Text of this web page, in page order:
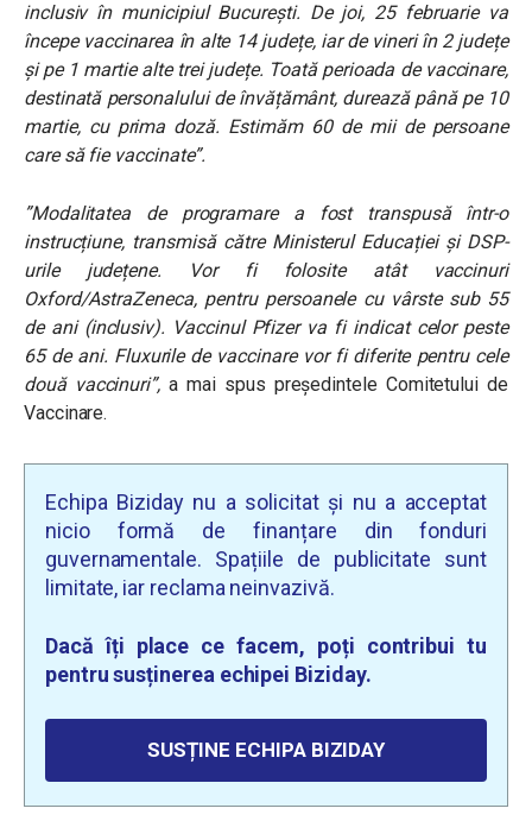
inclusiv în municipiul București. De joi, 25 februarie va
începe vaccinarea în alte 14 județe, iar de vineri în 2 județe
și pe 1 martie alte trei județe. Toată perioada de vaccinare,
destinată personalului de învățământ, durează până pe 10
martie, cu prima doză. Estimăm 60 de mii de persoane
care să fie vaccinate”.
”Modalitatea de programare a fost transpusă într-o
instrucțiune, transmisă către Ministerul Educației și DSP-
urile județene. Vor fi folosite atât vaccinuri
Oxford/AstraZeneca, pentru persoanele cu vârste sub 55
de ani (inclusiv). Vaccinul Pfizer va fi indicat celor peste
65 de ani. Fluxurile de vaccinare vor fi diferite pentru cele
două vaccinuri”,a mai spus președintele Comitetului de
Vaccinare.
Echipa Biziday nu a solicitat și nu a acceptat
nicio formă de finanțare din fonduri
guvernamentale. Spațiile de publicitate sunt
limitate, iar reclama neinvazivă.
Dacă îți place ce facem, poți contribui tu
pentru susținerea echipei Biziday.
SUSȚINE ECHIPA BIZIDAY